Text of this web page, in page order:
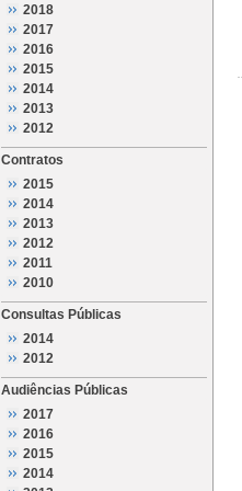
2018
2017
2016
2015
2014
2013
2012
Contratos
2015
2014
2013
2012
2011
2010
Consultas Públicas
2014
2012
Audiências Públicas
2017
2016
2015
2014